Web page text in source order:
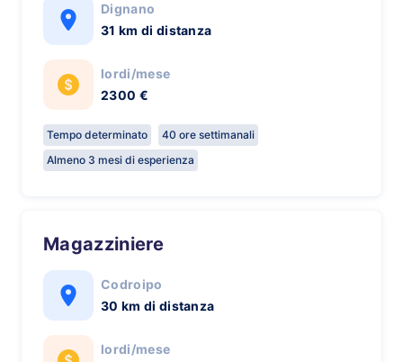
Dignano
31 km di distanza
lordi/mese
2300 €
Tempo determinato
40 ore settimanali
Almeno 3 mesi di esperienza
Magazziniere
Codroipo
30 km di distanza
lordi/mese